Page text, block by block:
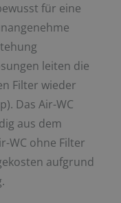
für eine
leiten die
Filter wieder
Das Air-WC
aus dem
WC ohne Filter
aufgrund